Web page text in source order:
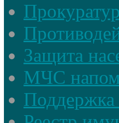
Защита
МЧС
Поддержка